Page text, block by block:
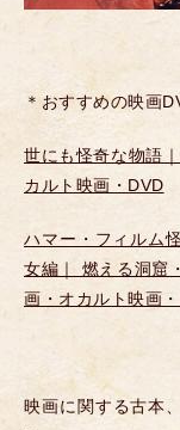
＊おすすめの映画
世にも怪奇な物語
カルト映画・DVD
ハマー・フィル
女編｜ 燃える洞窟
画・オカルト映画
映画に関する古本